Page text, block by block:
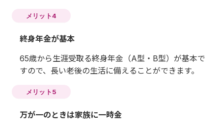
メリット4
終身年金が基本
65歳から生涯受取る終身年金（A型・B型）が基本で
すので、長い老後の生活に備えることができます。
メリット5
万が一のときは家族に一時金